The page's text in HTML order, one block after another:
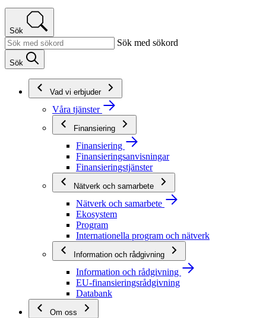
Sök
Sök med sökord
Sök
Vad vi erbjuder
Våra tjänster
Finansiering
Finansiering
Finansieringsanvisningar
Finansieringstjänster
Nätverk och samarbete
Nätverk och samarbete
Ekosystem
Program
Internationella program och nätverk
Information och rådgivning
Information och rådgivning
EU-finansieringsrådgivning
Databank
Om oss